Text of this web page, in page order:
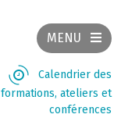
MENU
Calendrier des
formations, ateliers et
conférences